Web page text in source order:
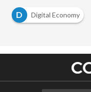
D
Digital Economy